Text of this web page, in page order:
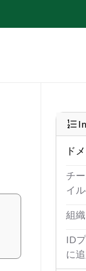
ド
チ
イ
組
ID
に